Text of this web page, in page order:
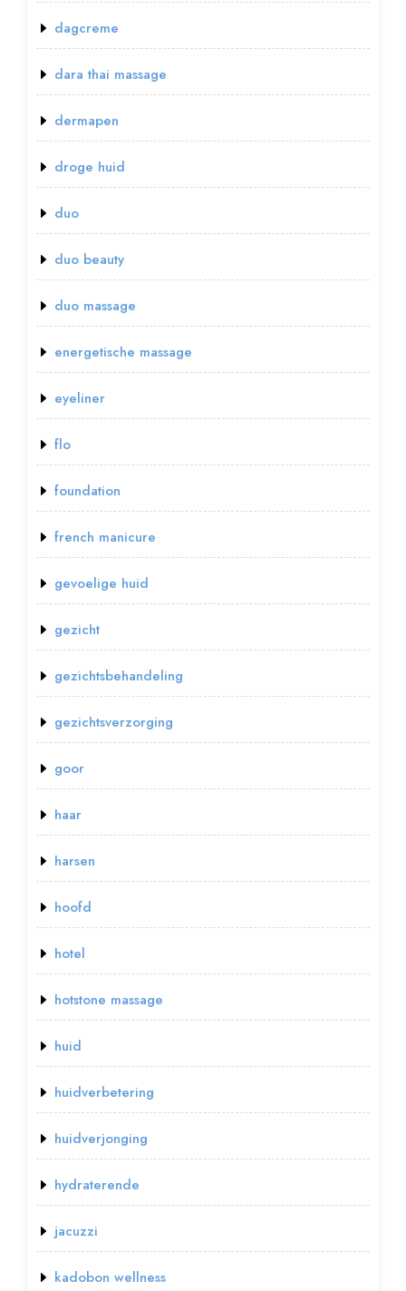
dagcreme
dara thai massage
dermapen
droge huid
duo
duo beauty
duo massage
energetische massage
eyeliner
flo
foundation
french manicure
gevoelige huid
gezicht
gezichtsbehandeling
gezichtsverzorging
goor
haar
harsen
hoofd
hotel
hotstone massage
huid
huidverbetering
huidverjonging
hydraterende
jacuzzi
kadobon wellness